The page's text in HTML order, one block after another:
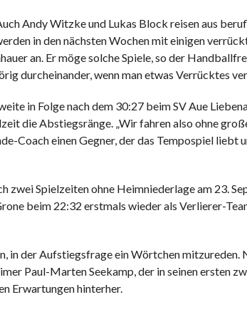
Andy Witzke und Lukas Block reisen aus
in den nächsten Wochen mit einigen
an. Er möge solche Spiele, so der
durcheinander, wenn man etwas Verrücktes
in Folge nach dem 30:27 beim SV Aue
die Abstiegsränge. „Wir fahren also ohne
Coach einen Gegner, der das Tempospiel liebt
Spielzeiten ohne Heimniederlage am 23.
beim 22:32 erstmals wieder als Verlierer-
in der Aufstiegsfrage ein Wörtchen mitzureden.
Paul-Marten Seekamp, der in seinen ersten
Erwartungen hinterher.